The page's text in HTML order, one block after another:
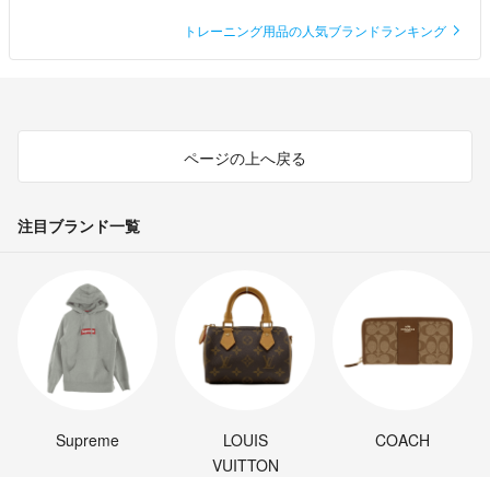
トレーニング用品の人気ブランドランキング
ページの上へ戻る
注目ブランド一覧
Supreme
LOUIS
VUITTON
COACH